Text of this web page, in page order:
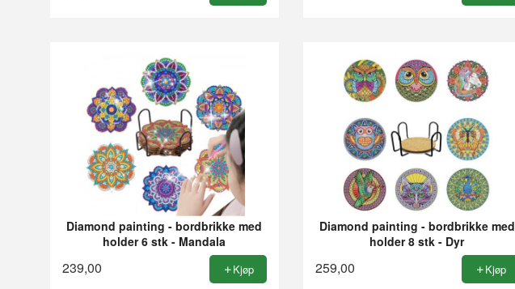
Diamond painting - bordbrikke med
holder 6 stk - Mandala
239,00 Kjøp
Diamond painting - bordbrikke med
holder 8 stk - Dyr
259,00 Kjøp